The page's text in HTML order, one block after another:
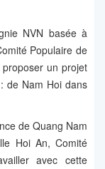
NVN basée à
Populaire de
un projet
: de Nam Hoi dans
de Quang Nam
Hoi An, Comité
avec cette